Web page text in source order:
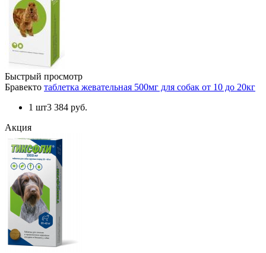
Быстрый просмотр
Бравекто таблетка жевательная 500мг для собак от 10 до 20кг
1 шт3 384 руб.
Акция